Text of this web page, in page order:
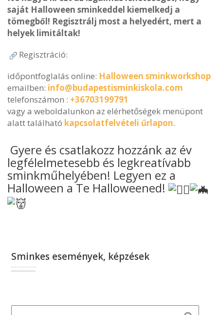
saját Halloween sminkeddel kiemelkedj a
tömegből! Regisztrálj most a helyedért, mert a
helyek limitáltak!
Regisztráció:
időpontfoglalás online: Halloween sminkworkshop
emailben: info@budapestisminkiskola.com
telefonszámon : +36703199791
vagy a weboldalunkon az elérhetőségek menüpont
alatt található kapcsolatfelvételi űrlapon.
Gyere és csatlakozz hozzánk az év
legfélelmetesebb és legkreatívabb
sminkműhelyében! Legyen ez a
Halloween a Te Halloweened!
Sminkes események, képzések